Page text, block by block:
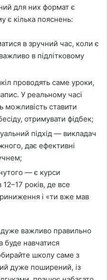
для них формат є
є кілька пояснень:
в зручний час, коли є
в підлітковому
проводять саме уроки,
У реальному часі
ставити
отримувати фідбек;
підхід — викладач
дає ефективні
— є курси
років, де все
і «ти вже мав
важливо правильно
буде навчатися
школу саме з
дуже поширений, із